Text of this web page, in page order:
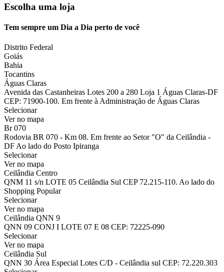
Escolha uma loja
Tem sempre um Dia a Dia perto de você
Distrito Federal
Goiás
Bahia
Tocantins
Águas Claras
Avenida das Castanheiras Lotes 200 a 280 Loja 1 Águas Claras-DF
CEP: 71900-100. Em frente à Administração de Águas Claras
Selecionar
Ver no mapa
Br 070
Rodovia BR 070 - Km 08. Em frente ao Setor "O" da Ceilândia -
DF Ao lado do Posto Ipiranga
Selecionar
Ver no mapa
Ceilândia Centro
QNM 11 s/n LOTE 05 Ceilândia Sul CEP 72.215-110. Ao lado do
Shopping Popular
Selecionar
Ver no mapa
Ceilândia QNN 9
QNN 09 CONJ I LOTE 07 E 08 CEP: 72225-090
Selecionar
Ver no mapa
Ceilândia Sul
QNN 30 Área Especial Lotes C/D - Ceilândia sul CEP: 72.220.303